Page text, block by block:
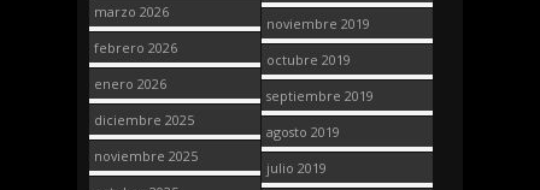
marzo 2026
febrero 2026
enero 2026
diciembre 2025
noviembre 2025
noviembre 2019
octubre 2019
septiembre 2019
agosto 2019
julio 2019